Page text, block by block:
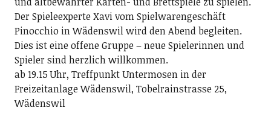
Der Spieleexperte Xavi vom Spielwarengeschäft
Pinocchio in Wädenswil wird den Abend begleiten.
Dies ist eine offene Gruppe – neue Spielerinnen und
Spieler sind herzlich willkommen.
ab 19.15 Uhr, Treffpunkt Untermosen in der
Freizeitanlage Wädenswil, Tobelrainstrasse 25,
Wädenswil